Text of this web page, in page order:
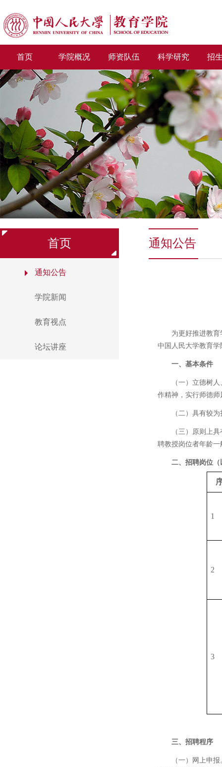
首页 学院概况 师资队伍 科学研究 招
首页
通知公告
学院新闻
教育视点
论坛讲座
通知公告
为更好推进教
中国人民大学教育学
一、基本条件
（一）立德树
作精神，实行师德
（二）具有较
（三）原则上
聘教授岗位者年龄
二、招聘岗位
1
2
3
三、招聘程序
（一）网上申